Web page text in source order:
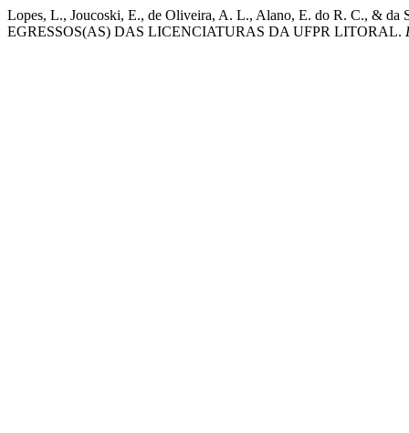
Lopes, L., Joucoski, E., de Oliveira, A. L., Alano, E. do R. C., &
EGRESSOS(AS) DAS LICENCIATURAS DA UFPR LITORAL.